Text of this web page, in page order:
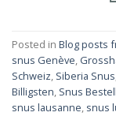
Posted in Blog posts
snus Genève,
Schweiz, Siberia Snus
Billigsten, Snus
snus lausanne, snus